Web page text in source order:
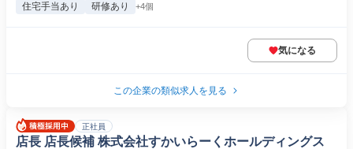
住宅手当あり 研修あり +4個
気になる
この企業の類似求人を見る
正社員
店長 店長候補 株式会社すかいらーくホールディングス